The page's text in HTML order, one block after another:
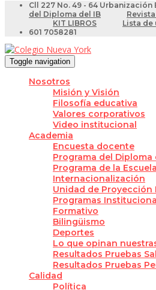
Cll 227 No. 49 - 64 Urbanización
del Diploma del IB
KIT LIBROS
Lista de
601 7058281
Toggle navigation
Nosotros
Misión y Visión
Filosofía educativa
Valores corporativos
Video institucional
Academia
Encuesta docente
Programa del Diploma
Programa de la
Internacionalización
Unidad de Proyección
Programas
Formativo
Bilingüismo
Deportes
Lo que opinan
Resultados Pruebas
Resultados Pruebas
Calidad
Política